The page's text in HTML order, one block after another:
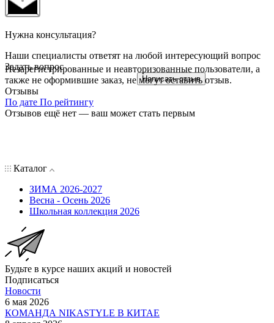
Нужна консультация?
Наши специалисты ответят на любой интересующий вопрос
Задать вопрос
Написать отзыв
Незарегистрированные и неавторизованные пользователи, а
также не оформившие заказ, не могут оставить отзыв.
Отзывы
По дате По рейтингу
Отзывов ещё нет — ваш может стать первым
Каталог
ЗИМА 2026-2027
Весна - Осень 2026
Школьная коллекция 2026
Будьте в курсе наших акций и новостей
Подписаться
Новости
6 мая 2026
КОМАНДА NIKASTYLE В КИТАЕ